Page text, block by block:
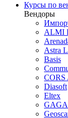
Курсы по
Вендоры
ALMI
Astra
Basis
Diasoft
Eltex